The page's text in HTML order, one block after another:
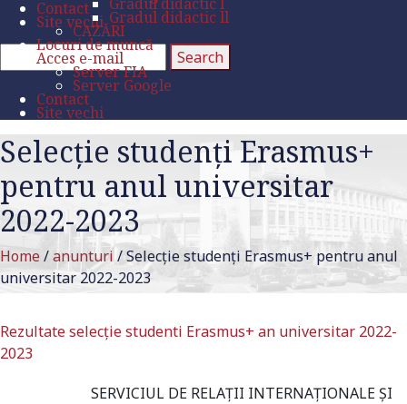
Contact
Site vechi Gradul didactic ll
CAZĂRI
Locuri de muncă
Acces e-mail
Server FIA
Server Google
Contact
Site vechi
Selecție studenți Erasmus+
pentru anul universitar
2022-2023
Home/anunturi /Selecție studenți Erasmus+ pentru anul
universitar 2022-2023
Rezultate selecție studenti Erasmus+ an universitar 2022-
2023
SERVICIUL DE RELAȚII INTERNAȚIONALE ȘI